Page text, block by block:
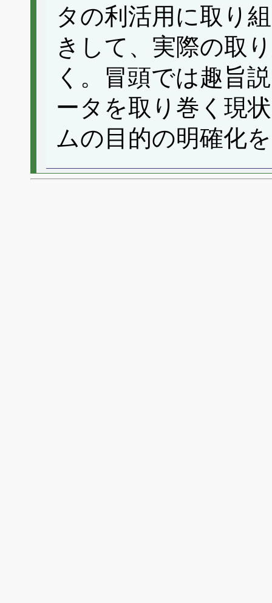
タの利活用に取り
きして、実際の取
く。冒頭では趣旨
ータを取り巻く現
ムの目的の明確化